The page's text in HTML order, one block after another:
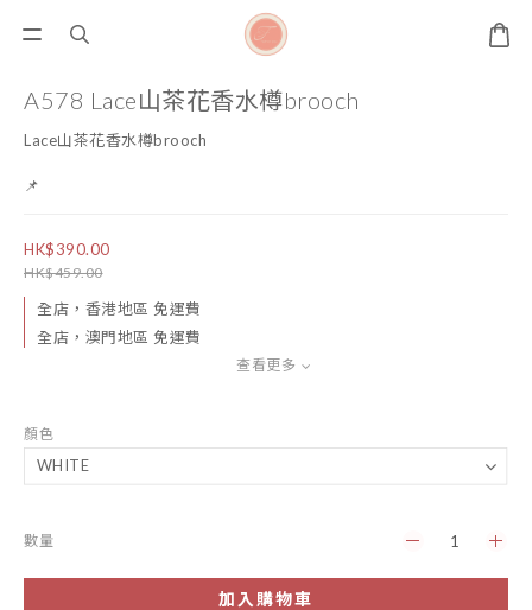
A578 Lace山茶花香水樽brooch
Lace山茶花香水樽brooch
📌
HK$390.00
HK$459.00
全店，香港地區 免運費
全店，澳門地區 免運費
查看更多
顏色
數量
加入購物車